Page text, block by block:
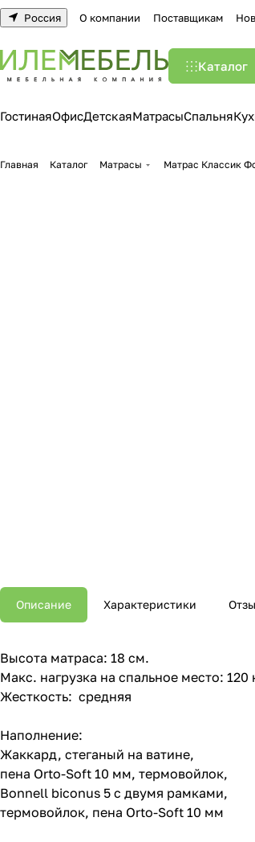
Россия О компании Поставщикам
Каталог
ГостинаяОфисДетскаяМатрасыСпальня
Главная Каталог Матрасы Матрас Классик
Описание Характеристики
Высота матраса: 18 см.
Макс. нагрузка на спальное место: 120
Жесткость: средняя
Наполнение:
Жаккард, стеганый на ватине,
пена Orto-Soft 10 мм, термовойлок,
Bonnell biconus 5 с двумя рамками,
термовойлок, пена Orto-Soft 10 мм